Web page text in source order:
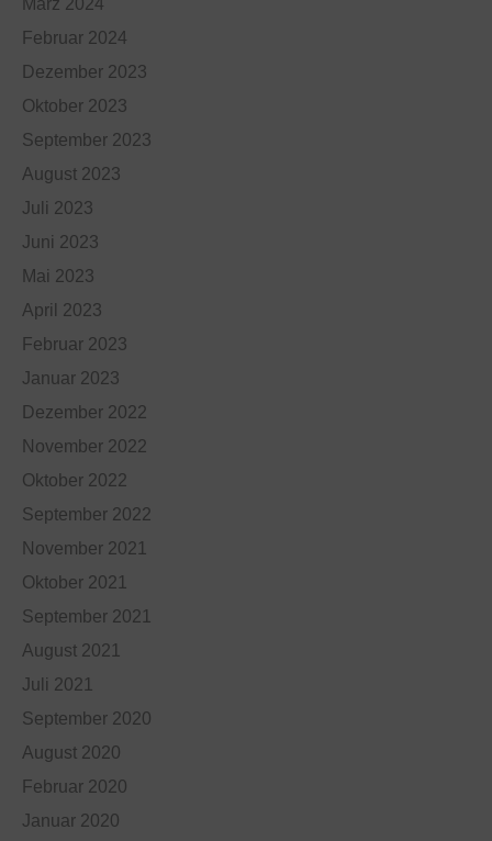
März 2024
Februar 2024
Dezember 2023
Oktober 2023
September 2023
August 2023
Juli 2023
Juni 2023
Mai 2023
April 2023
Februar 2023
Januar 2023
Dezember 2022
November 2022
Oktober 2022
September 2022
November 2021
Oktober 2021
September 2021
August 2021
Juli 2021
September 2020
August 2020
Februar 2020
Januar 2020